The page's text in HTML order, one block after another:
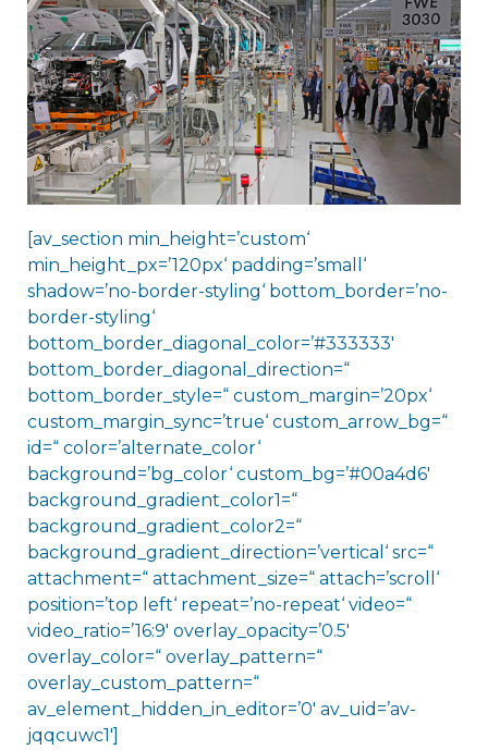
[av_section min_height=’custom‘
min_height_px=’120px‘ padding=’small‘
shadow=’no-border-styling‘ bottom_border=’no-
border-styling‘
bottom_border_diagonal_color=’#333333′
bottom_border_diagonal_direction=“
bottom_border_style=“ custom_margin=’20px‘
custom_margin_sync=’true‘ custom_arrow_bg=“
id=“ color=’alternate_color‘
background=’bg_color‘ custom_bg=’#00a4d6′
background_gradient_color1=“
background_gradient_color2=“
background_gradient_direction=’vertical‘ src=“
attachment=“ attachment_size=“ attach=’scroll‘
position=’top left‘ repeat=’no-repeat‘ video=“
video_ratio=’16:9′ overlay_opacity=’0.5′
overlay_color=“ overlay_pattern=“
overlay_custom_pattern=“
av_element_hidden_in_editor=’0′ av_uid=’av-
jqqcuwc1′]